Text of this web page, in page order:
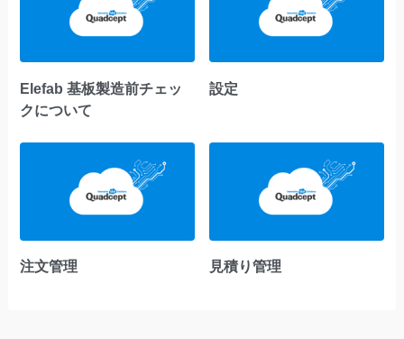
Elefab 基板製造前チェッ
クについて
設定
注文管理 見積り管理